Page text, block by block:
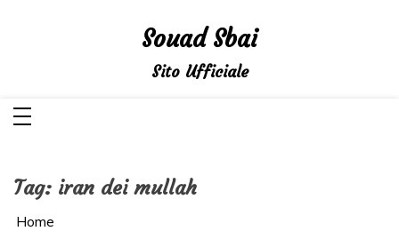
Souad Sbai
Sito Ufficiale
Tag: iran dei mullah
Home